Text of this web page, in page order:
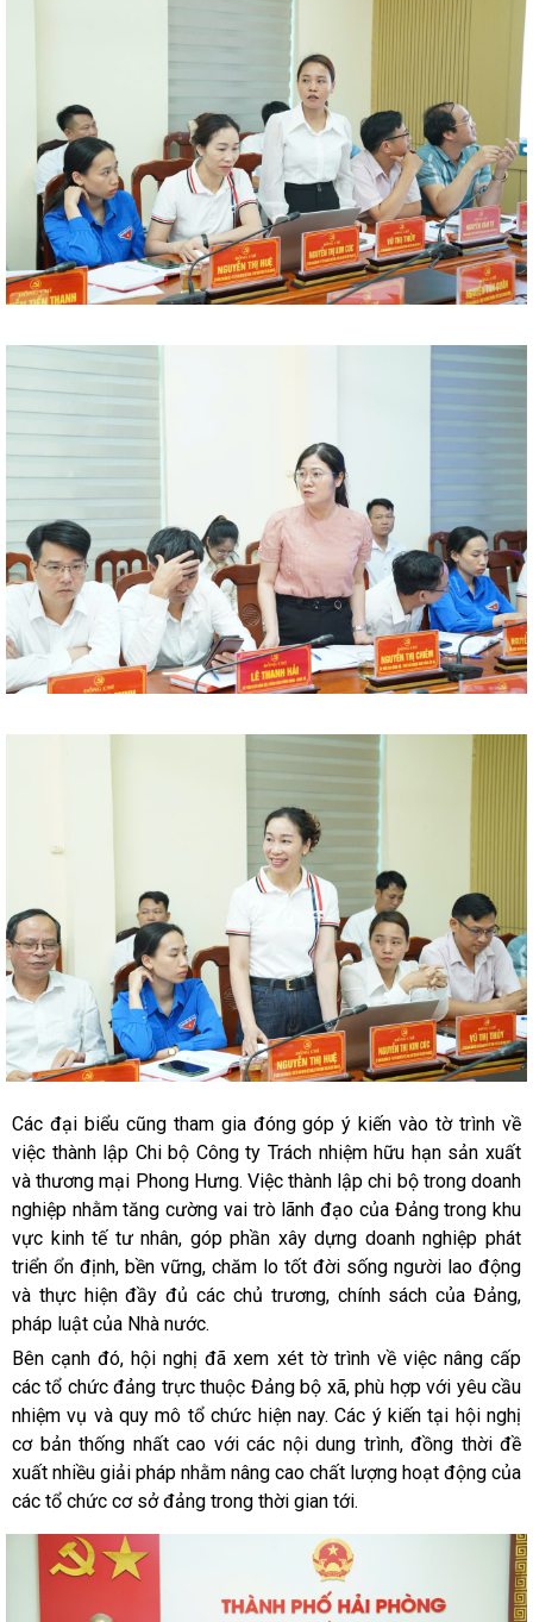
Các đại biểu cũng tham gia đóng góp ý kiến vào tờ trình về
việc thành lập Chi bộ Công ty Trách nhiệm hữu hạn sản xuất
và thương mại Phong Hưng. Việc thành lập chi bộ trong doanh
nghiệp nhằm tăng cường vai trò lãnh đạo của Đảng trong khu
vực kinh tế tư nhân, góp phần xây dựng doanh nghiệp phát
triển ổn định, bền vững, chăm lo tốt đời sống người lao động
và thực hiện đầy đủ các chủ trương, chính sách của Đảng,
pháp luật của Nhà nước.
Bên cạnh đó, hội nghị đã xem xét tờ trình về việc nâng cấp
các tổ chức đảng trực thuộc Đảng bộ xã, phù hợp với yêu cầu
nhiệm vụ và quy mô tổ chức hiện nay. Các ý kiến tại hội nghị
cơ bản thống nhất cao với các nội dung trình, đồng thời đề
xuất nhiều giải pháp nhằm nâng cao chất lượng hoạt động của
các tổ chức cơ sở đảng trong thời gian tới.